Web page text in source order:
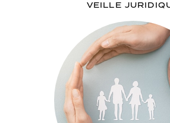
VEILLE